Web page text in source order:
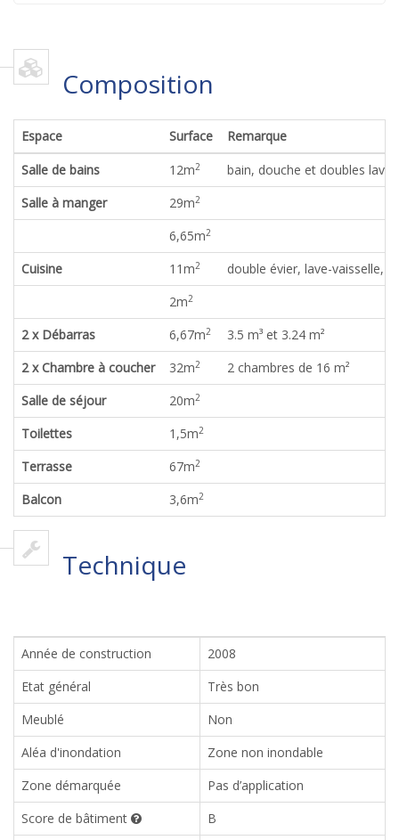
Composition
Espace Surface
Remarque
Salle de bains
12m2
bain, douche et doubles
Salle à manger
29m2
6,65m2
Cuisine 11m2
double évier, lave-vaisselle,
2m2
2 x Débarras 6,67m2
3.5 m³ et 3.24 m²
2 x Chambre à coucher
32m2
2 chambres de 16 m²
Salle de séjour
20m2
Toilettes 1,5m2
Terrasse 67m2
Balcon 3,6m2
Technique
Année de construction
2008
Etat général
Très bon
Meublé
Non
Aléa d'inondation
Zone non inondable
Zone démarquée
Pas d’application
Score de bâtiment
B